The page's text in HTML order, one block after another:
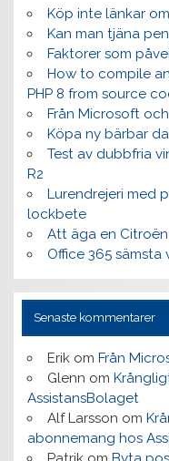
Köp inte länkar
Kan man tjäna
Faktorer som
How to compile
PHP 8 from source
Från Microsoft
Köpa ny bärbar
Test av dubbfria
R2
Lurendrejeri med
lockbete
Att äga en Citroën
Office 365 sämsta
Senaste kommentarer
Erikom Från
Glenn om
AssistansBolaget
Alf Larsson om
abonnemang hos